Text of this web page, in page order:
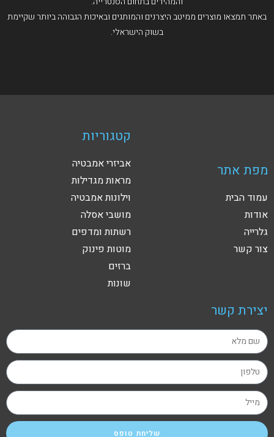
באתר תמצאו מוצרים ממיטב היצרנים והמותגים ובאיכות הגבוהה ביותר שקיימת
בשוק הישראלי.
מפת אתר
עמוד הבית
אודות
גלרייה
צור קשר
קטגוריות
אביזרי אמבטיה
מראות מגדילות
וילונות אמבטיה
מושבי אסלה
רשתות ומדפים
מוטות פינוק
ברזים
שונות
יצירת קשר
שליחת טופס